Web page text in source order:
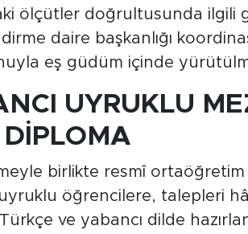
ölçütler doğrultusunda ilgili
daire başkanlığı
eş güdüm içinde
UYRUKLU
DİPLOMA
birlikte resmî
öğrencilere, talepleri
ve yabancı dilde